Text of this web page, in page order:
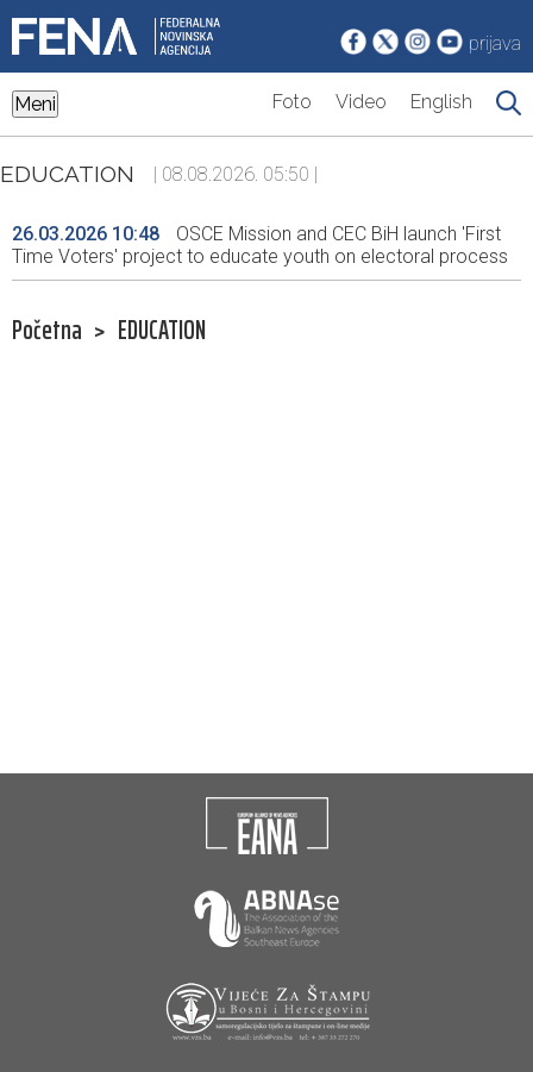
prijava
Meni Foto Video English
EDUCATION | 08.08.2026. 05:50 |
26.03.2026 10:48
OSCE Mission and CEC BiH launch 'First
Time Voters' project to educate youth on electoral process
Početna > EDUCATION